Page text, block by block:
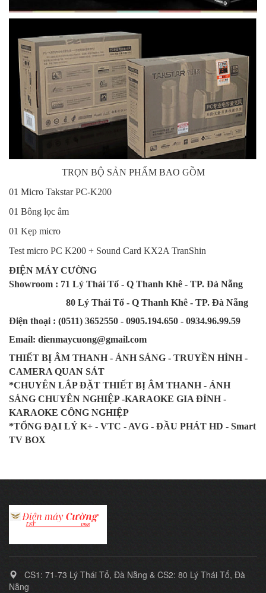
TRỌN BỘ SẢN PHẨM BAO GỒM
01 Micro Takstar PC-K200
01 Bông lọc âm
01 Kẹp micro
Test micro PC K200 + Sound Card KX2A TranShin
ĐIỆN MÁY CƯỜNG
Showroom : 71 Lý Thái Tổ - Q Thanh Khê - TP. Đà Nẵng
80 Lý Thái Tổ - Q Thanh Khê - TP. Đà Nẵng
Điện thoại : (0511) 3652550 - 0905.194.650 - 0934.96.99.59
Email: dienmaycuong@gmail.com
THIẾT BỊ ÂM THANH - ÁNH SÁNG - TRUYỀN HÌNH -
CAMERA QUAN SÁT
*CHUYÊN LẮP ĐẶT THIẾT BỊ ÂM THANH - ÁNH
SÁNG CHUYÊN NGHIỆP -KARAOKE GIA ĐÌNH -
KARAOKE CÔNG NGHIỆP
*TỔNG ĐẠI LÝ K+ - VTC - AVG - ĐẦU PHÁT HD - Smart
TV BOX
CS1: 71-73 Lý Thái Tổ, Đà Nẵng & CS2: 80 Lý Thái Tổ, Đà
Nẵng